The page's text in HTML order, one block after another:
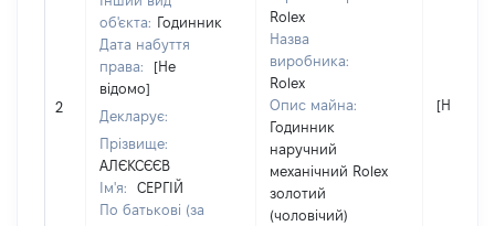
2
об'єкта: Годинник
Дата набуття
права:
[Не
відомо]
Декларує:
Прізвище:
АЛЄКСЄЄВ
Ім'я:
СЕРГІЙ
По батькові (за
Rolex
Назва
виробника:
Rolex
Опис майна:
Годинник
наручний
механічний Rolex
золотий
(чоловічий)
[Не